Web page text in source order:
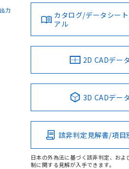
力
カタログ/データシー
アル
2D CADデータ
3D CADデータ
該非判定見解書/項目
日本の外為法に基づく該非判定、およ
制に関する見解が入手できます。